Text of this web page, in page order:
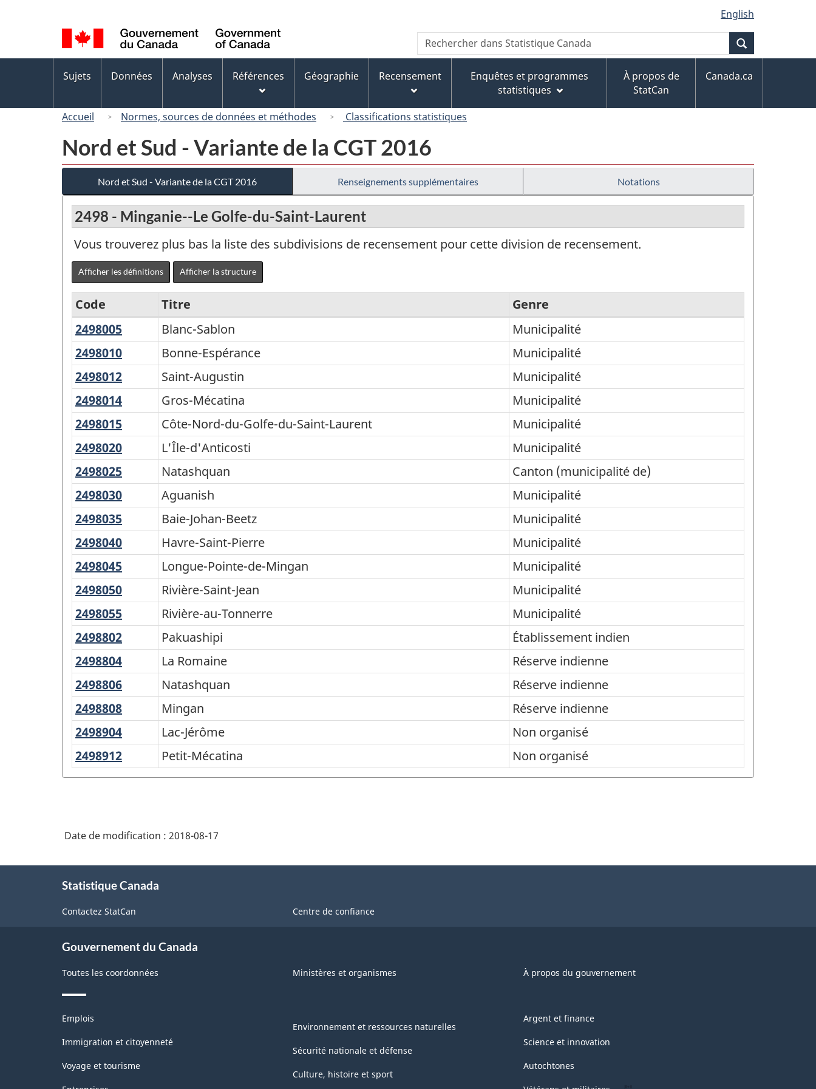
au
contenu
principal
« À
propos
de
ce
version
HTML
simplifiée
de
la
langue
English
Canada
Recherche
Rechercher
dans
Canada
des
Sujets Données Analyses Références Géographie Recensement
Enquêtes et programmes
statistiques
À propos de
StatCan
Canada.ca
Accueil Normes, sources de données et méthodes Classifications statistiques
Nord et Sud - Variante de la CGT 2016
Nord et Sud - Variante de la CGT 2016 Renseignements supplémentaires Notations
2498 - Minganie--Le Golfe-du-Saint-Laurent
Vous trouverez plus bas la liste des subdivisions de recensement pour cette division de recensement.
Afficher les définitions Afficher la structure
Nord
et
Sud
-
Variante
de
la
CGT
2016
-
Structure
de
la
classification
Code Titre
Genre
2498005
Sablon
Blanc-Sablon
Municipalité
2498010 Bonne-
Espérance
Bonne-Espérance
Municipalité
2498012
Augustin
Saint-Augustin
Municipalité
2498014
Mécatina
Gros-Mécatina
Municipalité
2498015
Nord-
du-
Saint-
Laurent
Côte-Nord-du-Golfe-du-Saint-Laurent
Municipalité
2498020
d'Anticosti
L'Île-d'Anticosti
Municipalité
2498025 NatashquanNatashquan
Canton (municipalité de)
2498030 AguanishAguanish
Municipalité
2498035
Johan-
Beetz
Baie-Johan-Beetz
Municipalité
2498040
Saint-
Pierre
Havre-Saint-Pierre
Municipalité
2498045 Longue-
Pointe-
de-
Mingan
Longue-Pointe-de-Mingan
Municipalité
2498050 Rivière-
Saint-
Jean
Rivière-Saint-Jean
Municipalité
2498055 Rivière-
au-
Tonnerre
Rivière-au-Tonnerre
Municipalité
2498802 PakuashipiPakuashipi
Établissement indien
2498804
Romaine
La Romaine
Réserve indienne
2498806 NatashquanNatashquan
Réserve indienne
2498808 MinganMingan
Réserve indienne
2498904
Jérôme
Lac-Jérôme
Non organisé
2498912
Mécatina
Petit-Mécatina Non organisé
Date de modification : 2018-08-17
Statistique Canada
Contactez StatCan Centre de confiance
Gouvernement du Canada
Toutes les coordonnées Ministères et organismes À propos du gouvernement
Thèmes
sujets
Emplois
Immigration et citoyenneté
Voyage et tourisme
Environnement et ressources naturelles
Sécurité nationale et défense
Culture, histoire et sport
Argent et finance
Science et innovation
Autochtones